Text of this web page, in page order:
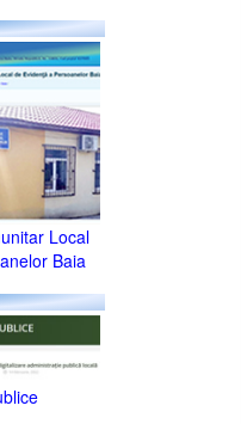
Local
Baia